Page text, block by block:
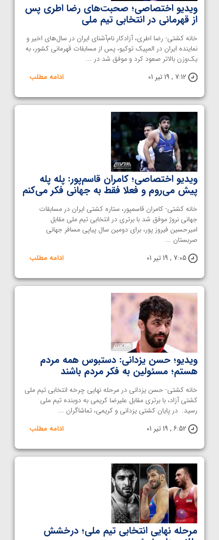
ویدیو اختصاصی؛ صحبت‌های رضا اطری پس
از قهرمانی در انتخابی تیم ملی
خانه کشتی- رضا اطری، آزادکار نام‌آشنای ایران در سال‌های اخیر و
نماینده ایران در المپیک توکیو، پس‌ از مسابقات قهرمانی کشور، به
یک‌وزن بالاتر صعود کرد و موفق شد در ...
7:12 , 19 تیر 01
ادامه مطلب
ویدیو اختصاصی؛ کامران قاسم‌پور: پله پله
پیش می‌روم و فعلا فقط به جهانی فکر می‌کنم
خانه کشتی- کامران قاسمپور، ستاره کشتی ایران در مسابقات
جهانی نروژ موفق شد با برتری در انتخابی تیم ملی مقابل
امیرحسین فیروز پور، برای دومین سال پیاپی مسافر جهانی
صربستان ...
7:05 , 19 تیر 01
ادامه مطلب
ویدیو؛ حسن یزدانی: دستبوس همه مردم
هستم؛ مسئولین به فکر مردم باشند
خانه کشتی- حسن یزدانی در مرحله نهایی چرخه انتخابی تیم ملی
کشتی آزاد، با برتری مقابل علیرضا کریمی به دوبنده تیم ملی
رسید. در پایان کشتی یزدانی و کریمی، تماشاگران ...
6:52 , 19 تیر 01
ادامه مطلب
مرحله نهایی انتخابی تیم ملی؛ درخشش